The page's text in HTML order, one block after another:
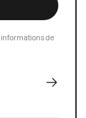
informations de